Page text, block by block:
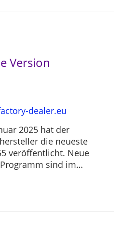
Version
dealer.eu
2025 hat der
die neueste
veröffentlicht. Neue
sind im…